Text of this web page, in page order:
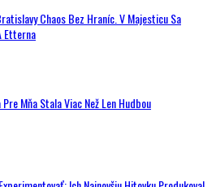
Chaos Bez Hraníc. V Majesticu Sa
Etterna
Mňa Stala Viac Než Len Hudbou